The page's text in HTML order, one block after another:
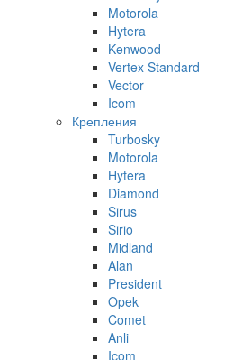
Motorola
Hytera
Kenwood
Vertex Standard
Vector
Icom
Крепления
Turbosky
Motorola
Hytera
Diamond
Sirus
Sirio
Midland
Alan
President
Opek
Comet
Anli
Icom